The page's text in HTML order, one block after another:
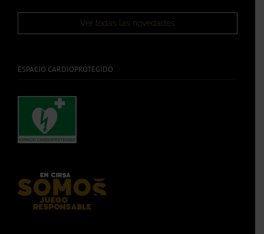
Ver todas las novedades
ESPACIO CARDIOPROTEGIDO